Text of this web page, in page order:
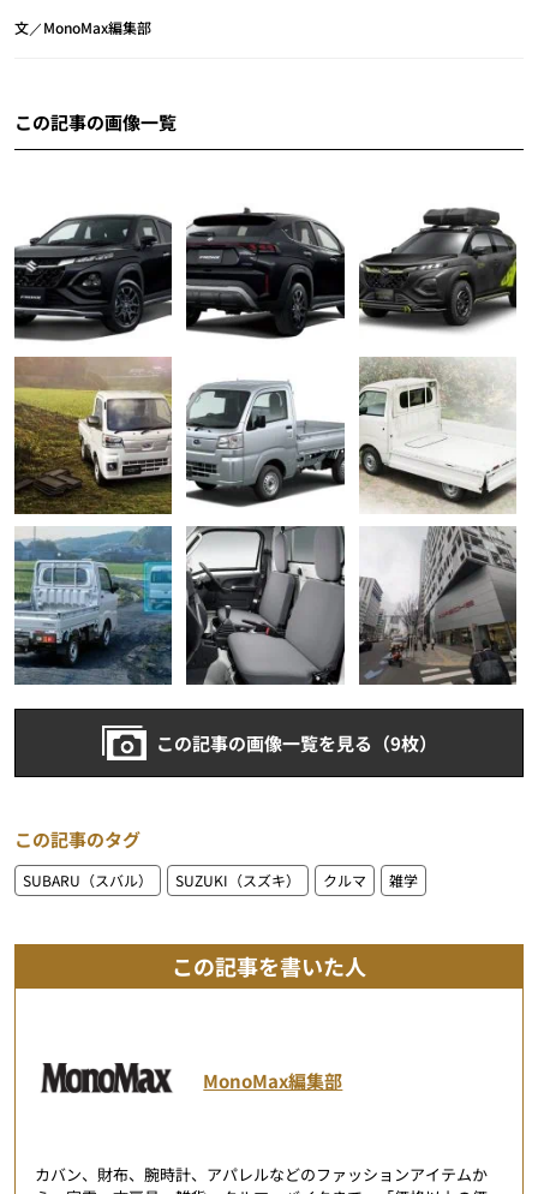
文／MonoMax編集部
この記事の画像一覧
この記事の画像一覧を見る（9枚）
この記事のタグ
SUBARU（スバル） SUZUKI（スズキ） クルマ 雑学
この記事を書いた人
MonoMax編集部
カバン、財布、腕時計、アパレルなどのファッションアイテムか